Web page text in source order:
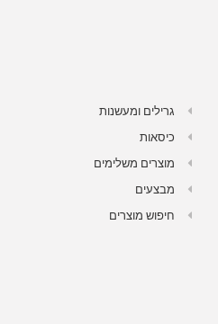
גרילים ומעשנות
כיסאות
מוצרים משלימים
מבצעים
חיפוש מוצרים